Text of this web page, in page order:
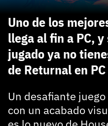
Uno de los
llega al fin a PC,
jugado ya no
de Returnal en PC
Un desafiante
con un acabado
El inicio de
disponible, pero
de 3DJuegos:
carácter inicial),
He leído y
de
Registrarse